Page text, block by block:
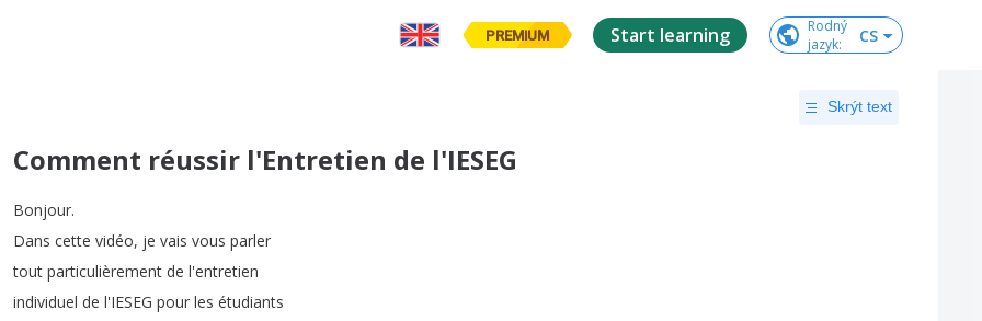
PREMIUM Start learning
Rodný
jazyk: CS
Skrýt text
Comment réussir l'Entretien de l'IESEG
Bonjour.
Dans cette vidéo, je vais vous parler
tout particulièrement de l'entretien
individuel de l'IESEG pour les étudiants